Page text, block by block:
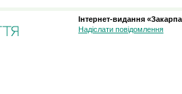
Інтернет-видання
Надіслати повідомлення